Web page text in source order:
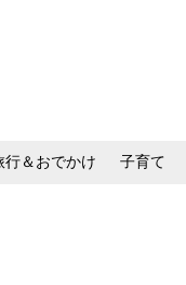
行＆おでかけ 子育て